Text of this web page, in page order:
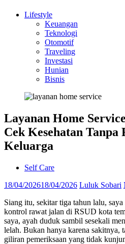
Lifestyle
Keuangan
Teknologi
Otomotif
Traveling
Investasi
Hunian
Bisnis
Layanan Home
Cek Kesehatan Tanpa
Keluarga
Self Care
18/04/202618/04/2026 Luluk Sobari
Siang itu, sekitar tiga tahun lalu,
kontrol rawat jalan di RSUD kota
saya, ayah duduk sambil sesekali
lelah. Bukan hanya karena sakitnya,
giliran pemeriksaan yang tidak